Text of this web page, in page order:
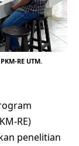
RE UTM.
RE)
penelitian